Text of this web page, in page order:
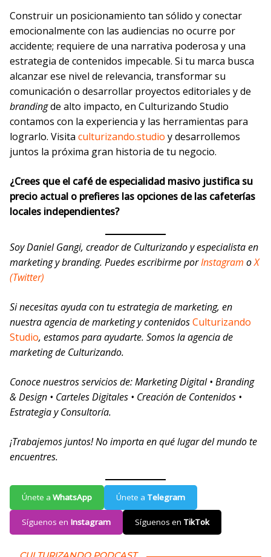
Construir un posicionamiento tan sólido y conectar
emocionalmente con las audiencias no ocurre por
accidente; requiere de una narrativa poderosa y una
estrategia de contenidos impecable. Si tu marca busca
alcanzar ese nivel de relevancia, transformar su
comunicación o desarrollar proyectos editoriales y de
brandingde alto impacto, en Culturizando Studio
contamos con la experiencia y las herramientas para
lograrlo. Visita culturizando.studio y desarrollemos
juntos la próxima gran historia de tu negocio.
¿Crees que el café de especialidad masivo justifica su
precio actual o prefieres las opciones de las cafeterías
locales independientes?
Soy Daniel Gangi, creador de Culturizando y especialista en
marketing y branding. Puedes escribirme porInstagram oX
(Twitter)
Si necesitas ayuda con tu estrategia de marketing, en
nuestra agencia de marketing y contenidosCulturizando
Studio, estamos para ayudarte. Somos la agencia de
marketing de Culturizando.
Conoce nuestros servicios de: Marketing Digital • Branding
& Design • Carteles Digitales • Creación de Contenidos •
Estrategia y Consultoría.
¡Trabajemos juntos! No importa en qué lugar del mundo te
encuentres.
Únete a WhatsApp Únete a Telegram
Síguenos en Instagram Síguenos en TikTok